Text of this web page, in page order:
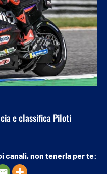
e classifica Piloti
canali, non tenerla per te: